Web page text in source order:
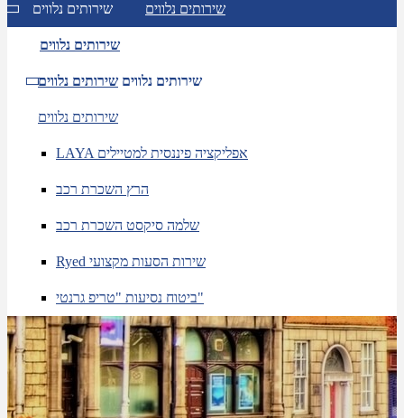
שירותים נלווים שירותים נלווים
שירותים נלווים
שירותים נלווים שירותים נלווים
שירותים נלווים
LAYA אפליקציה פיננסית למטיילים
הרץ השכרת רכב
שלמה סיקסט השכרת רכב
Ryed שירות הסעות מקצועי
ביטוח נסיעות "טריפ גרנטי"